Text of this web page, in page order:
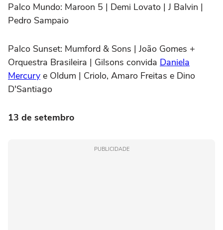
Palco Mundo: Maroon 5 | Demi Lovato | J Balvin |
Pedro Sampaio
Palco Sunset: Mumford & Sons | João Gomes +
Orquestra Brasileira | Gilsons convida Daniela
Mercury e Oldum | Criolo, Amaro Freitas e Dino
D'Santiago
13 de setembro
PUBLICIDADE